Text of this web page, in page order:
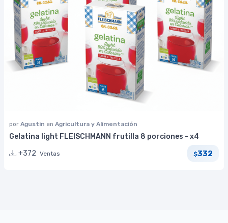
por Agustin en Agricultura y Alimentación
Gelatina light FLEISCHMANN frutilla 8 porciones - x4
+372 Ventas $332